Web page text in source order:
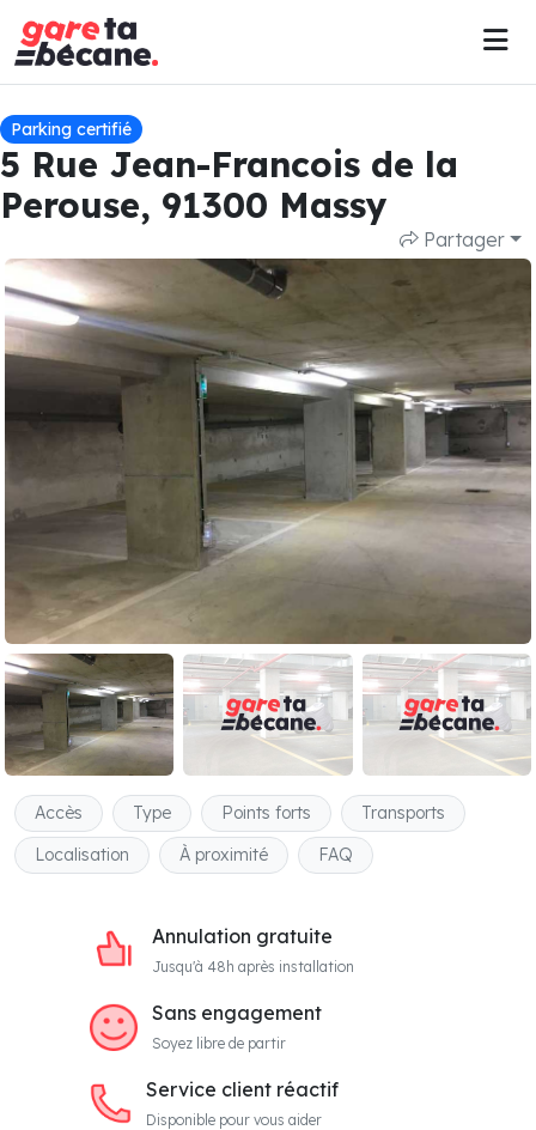
Parking certifié
5 Rue Jean-Francois de la
Perouse, 91300 Massy
Partager
Accès Type Points forts
Transports
Localisation
À proximité FAQ
Annulation gratuite
Jusqu'à 48h après installation
Sans engagement
Soyez libre de partir
Service client réactif
Disponible pour vous aider